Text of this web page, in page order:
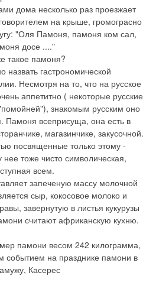
дома несколько раз проезжает
на крыше, громограсно
"Оля Памоня, памоня ком сал,
досе ...."
такое памоня?
назвать гастрономической
Несмотря на то, что на русское
аппетитно ( некоторые русские
знакомым русским оно
Памоня всеприсуща, она есть в
магазинчике, закусочной.
посвященные только этому -
тоже чисто символическая,
всем.
запеченую массу молочной
сыр, кокосовое молоко и
завернутую в листья кукурузы
считают африканскую кухню.
памони весом 242 килограмма,
событием на празднике памони в
Касерес